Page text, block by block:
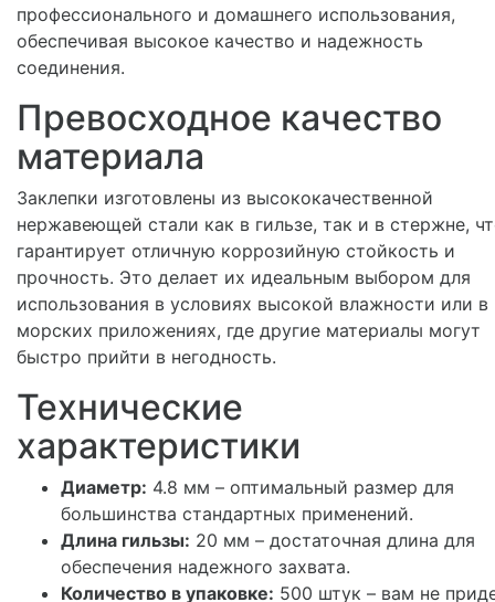
профессионального и домашнего использования,
обеспечивая высокое качество и надежность
соединения.
Превосходное качество
материала
Заклепки изготовлены из высококачественной
нержавеющей стали как в гильзе, так и в стержне,
гарантирует отличную коррозийную стойкость и
прочность. Это делает их идеальным выбором для
использования в условиях высокой влажности или в
морских приложениях, где другие материалы могут
быстро прийти в негодность.
Технические
характеристики
Диаметр: 4.8 мм – оптимальный размер для
большинства стандартных применений.
Длина гильзы: 20 мм – достаточная длина для
обеспечения надежного захвата.
Количество в упаковке: 500 штук – вам не